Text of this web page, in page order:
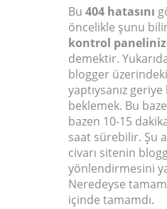
Bu 404 hatasını
öncelikle şunu
kontrol
demektir.
blogger
yaptıysanız
beklemek. Bu
bazen 10-15
saat sürebilir. Şu
civarı sitenin
yönlendirmesini
Neredeyse
içinde tamamdı.